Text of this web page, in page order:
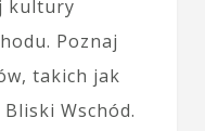
kultury
Poznaj
takich jak
Wschód.